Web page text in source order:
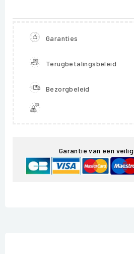
Garanties
Terugbetalingsbeleid
Bezorgbeleid
Garantie van een